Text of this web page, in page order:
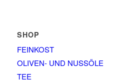
SHOP
FEINKOST
OLIVEN- UND NUSSÖLE
TEE